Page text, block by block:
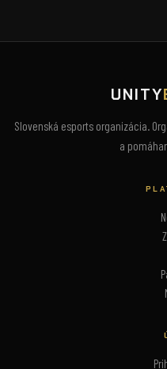
UNITY
Slovenská esports organizácia.
a